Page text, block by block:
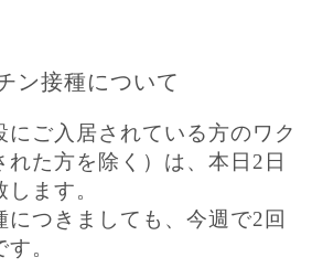
ン接種について
にご入居されている方のワク
れた方を除く）は、本日2日
ます。
につきましても、今週で2回
。